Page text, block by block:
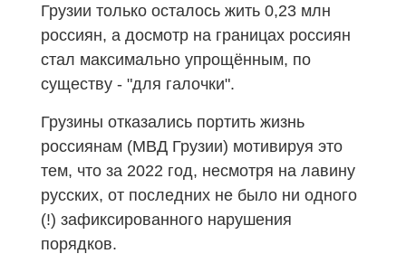
Грузии только осталось жить 0,23 млн
россиян, а досмотр на границах россиян
стал максимально упрощённым, по
существу - "для галочки".
Грузины отказались портить жизнь
россиянам (МВД Грузии) мотивируя это
тем, что за 2022 год, несмотря на лавину
русских, от последних не было ни одного
(!) зафиксированного нарушения
порядков.